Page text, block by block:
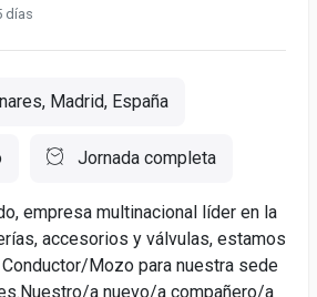
días
Madrid, España
Jornada completa
empresa multinacional líder en la
accesorios y válvulas, estamos
Mozo para nuestra sede
a nuevo/a compañero/a